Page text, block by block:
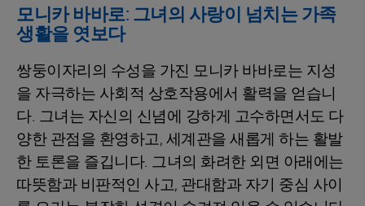
모니카 바바로: 그녀의 사랑이 넘치는 가족
생활을 엿보다
쌍둥이자리의 수성을 가진 모니카 바바로는 지성
을 자극하는 사회적 상호작용에서 활력을 얻습니
다. 그녀는 자신의 신념에 강하게 고수하면서도 다
양한 관점을 환영하고, 세계관을 새롭게 하는 활발
한 토론을 즐깁니다. 그녀의 화려한 외면 아래에는
따뜻함과 비판적인 사고, 관대함과 자기 중심 사이